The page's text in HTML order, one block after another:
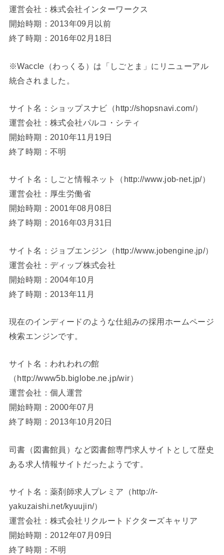
運営会社：株式会社インターワークス
開始時期：2013年09月以前
終了時期：2016年02月18日
※Waccle（わっくる）は「しごとま」にリニューアル
統合されました。
サイト名：ショップスナビ（http://shopsnavi.com/）
運営会社：株式会社パルコ・シティ
開始時期：2010年11月19日
終了時期：不明
サイト名：しごと情報ネット（http://www.job-net.jp/）
運営会社：厚生労働省
開始時期：2001年08月08日
終了時期：2016年03月31日
サイト名：ジョブエンジン（http://www.jobengine.jp/）
運営会社：ディップ株式会社
開始時期：2004年10月
終了時期：2013年11月
現在のインディードのような仕組みの採用ホームページ
検索エンジンです。
サイト名：われわれの館
（http://www5b.biglobe.ne.jp/wir）
運営会社：個人運営
開始時期：2000年07月
終了時期：2013年10月20日
司書（図書館員）など図書館専門求人サイトとして歴史
ある求人情報サイトだったようです。
サイト名：薬剤師求人プレミア（http://r-
yakuzaishi.net/kyuujin/）
運営会社：株式会社リクルートドクターズキャリア
開始時期：2012年07月09日
終了時期：不明